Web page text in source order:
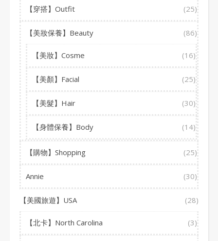
【穿搭】Outfit (25)
【美妝保養】Beauty (86)
【美妝】Cosme (16)
【美顏】Facial (25)
【美髮】Hair (30)
【身體保養】Body (14)
【購物】Shopping (25)
Annie (30)
【美國旅遊】USA (28)
【北卡】North Carolina (3)